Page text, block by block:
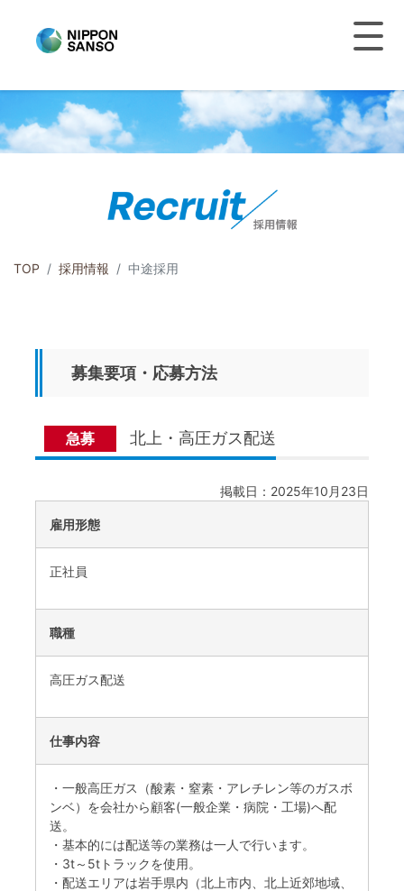
TOP 採用情報 中途採用
募集要項・応募方法
急募 北上・高圧ガス配送
掲載日：2025年10月23日
雇用形態
正社員
職種
高圧ガス配送
仕事内容
・一般高圧ガス（酸素・窒素・アレチレン等のガスボ
ンベ）を会社から顧客(一般企業・病院・工場)へ配
送。
・基本的には配送等の業務は一人で行います。
・3t～5tトラックを使用。
・配送エリアは岩手県内（北上市内、北上近郊地域、